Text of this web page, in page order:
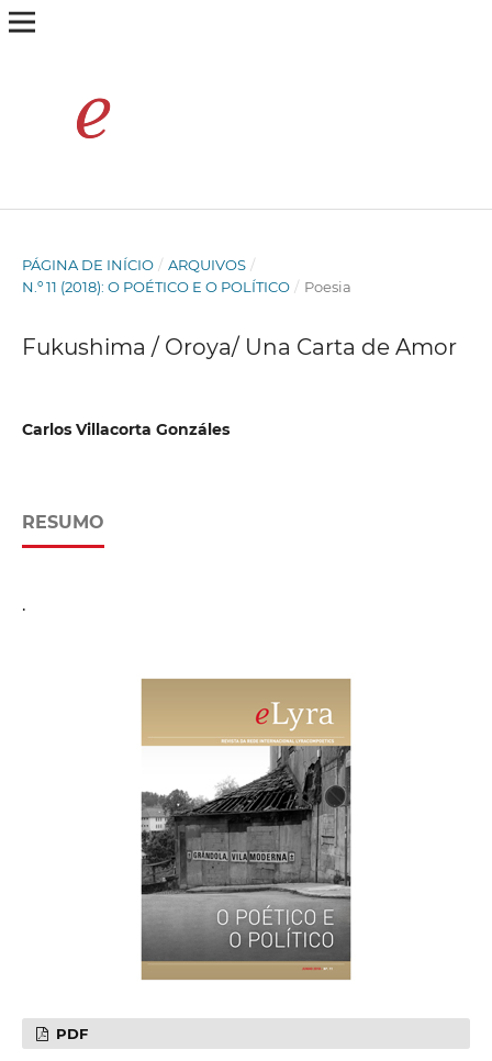
PÁGINA DE INÍCIO / ARQUIVOS /
N.º 11 (2018): O POÉTICO E O POLÍTICO / Poesia
Fukushima / Oroya/ Una Carta de Amor
Carlos Villacorta Gonzáles
RESUMO
.
PDF